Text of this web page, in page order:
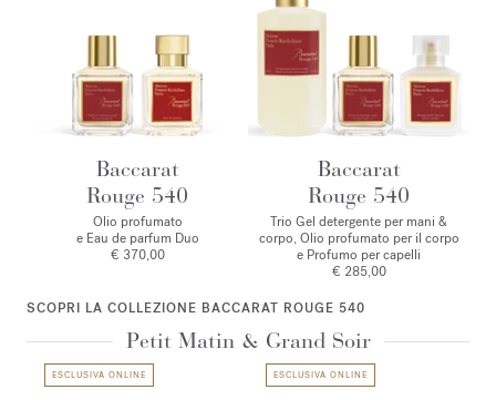
Baccarat
Rouge 540
Olio profumato
e Eau de parfum Duo
€ 370,00
Baccarat
Rouge 540
Trio Gel detergente per mani &
corpo, Olio profumato per il corpo
e Profumo per capelli
€ 285,00
SCOPRI LA COLLEZIONE BACCARAT ROUGE 540
Petit Matin & Grand Soir
ESCLUSIVA ONLINE ESCLUSIVA ONLINE